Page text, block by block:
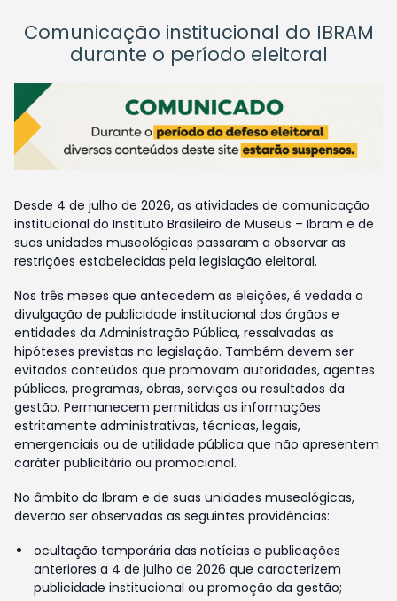
Comunicação institucional do IBRAM
durante o período eleitoral
Desde 4 de julho de 2026, as atividades de comunicação
institucional do Instituto Brasileiro de Museus – Ibram e de
suas unidades museológicas passaram a observar as
restrições estabelecidas pela legislação eleitoral.
Nos três meses que antecedem as eleições, é vedada a
divulgação de publicidade institucional dos órgãos e
entidades da Administração Pública, ressalvadas as
hipóteses previstas na legislação. Também devem ser
evitados conteúdos que promovam autoridades, agentes
públicos, programas, obras, serviços ou resultados da
gestão. Permanecem permitidas as informações
estritamente administrativas, técnicas, legais,
emergenciais ou de utilidade pública que não apresentem
caráter publicitário ou promocional.
No âmbito do Ibram e de suas unidades museológicas,
deverão ser observadas as seguintes providências:
ocultação temporária das notícias e publicações
anteriores a 4 de julho de 2026 que caracterizem
publicidade institucional ou promoção da gestão;